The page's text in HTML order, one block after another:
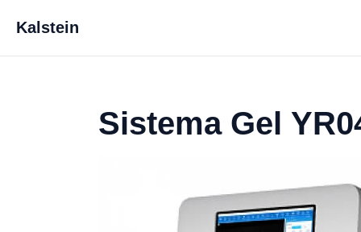
Kalstein
Sistema Gel